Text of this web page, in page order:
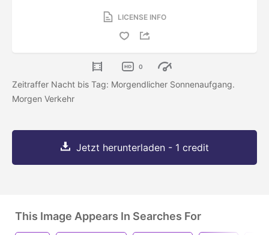
LICENSE INFO
0
Zeitraffer Nacht bis Tag: Morgendlicher Sonnenaufgang.
Morgen Verkehr
Jetzt herunterladen - 1 credit
This Image Appears In Searches For